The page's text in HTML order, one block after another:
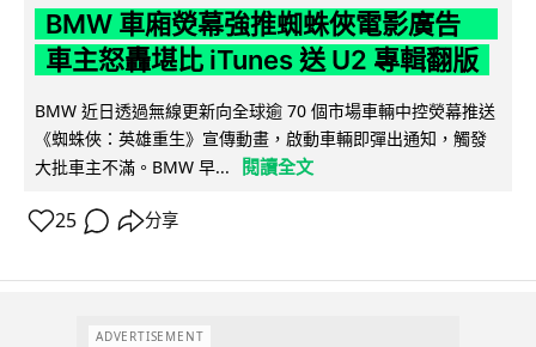
BMW 車廂熒幕強推蜘蛛俠電影廣告
車主怒轟堪比 iTunes 送 U2 專輯翻版
BMW 近日透過無線更新向全球逾 70 個市場車輛中控熒幕推送
《蜘蛛俠：英雄重生》宣傳動畫，啟動車輛即彈出通知，觸發
大批車主不滿。BMW 早...
閱讀全文
25 分享
ADVERTISEMENT